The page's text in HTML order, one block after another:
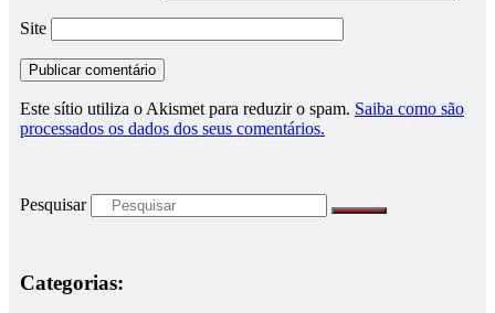
Site
Este sítio utiliza o Akismet para reduzir o spam. Saiba como são
processados os dados dos seus comentários.
Pesquisar
Categorias: